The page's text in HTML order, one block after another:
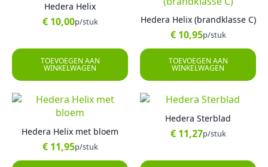
Hedera Helix
€10,00p/stuk
TOEVOEGEN AAN
WINKELWAGEN
Hedera Helix (brandklasse C)
€10,95p/stuk
TOEVOEGEN AAN
WINKELWAGEN
Hedera Helix met bloem
€11,95p/stuk
Hedera Sterblad
€11,27p/stuk